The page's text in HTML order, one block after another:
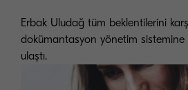
Erbak Uludağ tüm beklentilerini
dokümantasyon yönetim sistemine
ulaştı.